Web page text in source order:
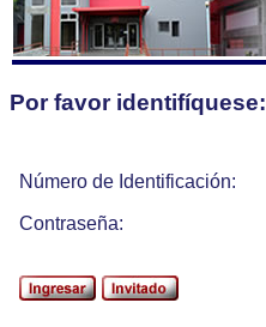
Por favor identifíquese:
Número de Identificación:
Contraseña: